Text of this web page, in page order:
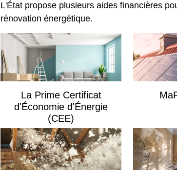
L'État propose plusieurs aides financières
rénovation énergétique.
La Prime Certificat
d'Économie d'Énergie
(CEE)